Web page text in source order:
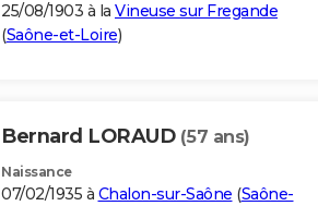
25/08/1903 à la Vineuse sur Fregande
(Saône-et-Loire)
Bernard LORAUD (57 ans)
Naissance
07/02/1935 à Chalon-sur-Saône (Saône-